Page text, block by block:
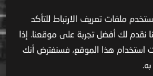
يعكس تنامي
ملفات تعريف الارتباط للتأكد
نقدم لك أفضل تجربة على موقعنا. إذا
استخدام هذا الموقع، فسنفترض أنك